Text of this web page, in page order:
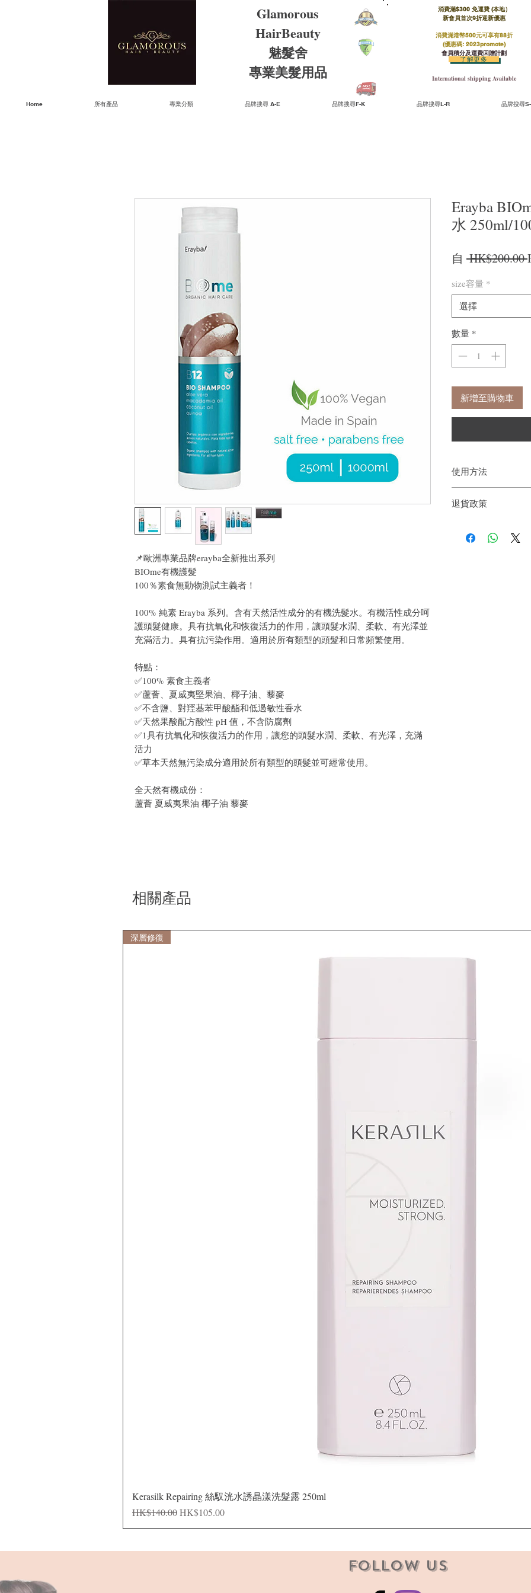
Glamorous
HairBeauty
魅髮舍
​​專業美髮用品
消費滿$300 免運費 (本地）​
新會員首次9折迎新優惠
消費滿港幣500元可享有88折
(優惠碼: 2023promote)
會員積分及運費回贈計劃
International shipping Available
了解更多
Home 所有產品 專業分類 品牌搜尋 A-E 品牌搜尋F-K 品牌搜尋L-R 品牌搜尋
📌歐洲專業品牌erayba全新推出系列
BIOme有機護髮
100％素食無動物測試主義者！
100% 純素 Erayba 系列。含有天然活性成分的有機洗髮水。有機活性成分呵
護頭髮健康。具有抗氧化和恢復活力的作用，讓頭髮水潤、柔軟、有光澤並
充滿活力。具有抗污染作用。適用於所有類型的頭髮和日常頻繁使用。
特點：
✅100% 素食主義者
✅蘆薈、夏威夷堅果油、椰子油、藜麥
✅不含鹽、對羥基苯甲酸酯和低過敏性香水
✅天然果酸配方酸性 pH 值，不含防腐劑
✅1具有抗氧化和恢復活力的作用，讓您的頭髮水潤、柔軟、有光澤，充滿
活力
✅草本天然無污染成分適用於所有類型的頭髮並可經常使用。
全天然有機成份：
蘆薈 夏威夷果油 椰子油 藜麥
Erayba
水 250ml/
自 HK$200.00
size容量 *
選擇
數量 *
新增至購物車
使用方法
退貨政策
戶。首先，您需要在
相關產品
深層修復
Kerasilk Repairing 絲馭洸水誘晶漾洗髮露 250ml
一般價格
HK$140.00促銷價格
HK$105.00
Follow Us